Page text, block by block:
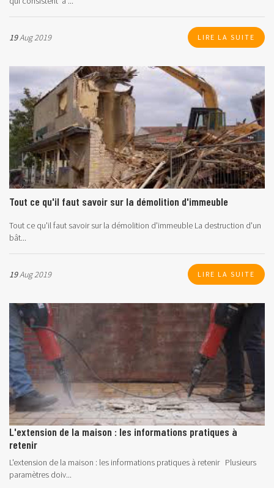
19Aug 2019 LIRE LA SUITE
Tout ce qu'il faut savoir sur la démolition d'immeuble
Tout ce qu'il faut savoir sur la démolition d'immeuble La destruction d'un
bât...
19Aug 2019 LIRE LA SUITE
L'extension de la maison : les informations pratiques à
retenir
L'extension de la maison : les informations pratiques à retenir Plusieurs
paramètres doiv...